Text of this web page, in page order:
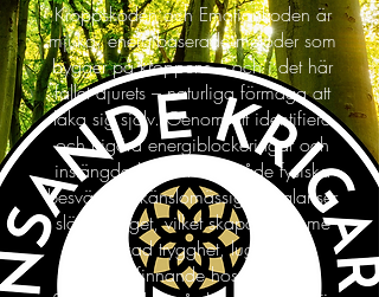
Kroppskoden och Emotionkoden är
mjuka, energibaserade metoder som
bygger på kroppens – och i det här
fallet djurets – naturliga förmåga att
läka sig själv. Genom att identifiera
och frigöra energiblockeringar och
instängda känslor kan både fysiska
besvär och känslomässiga obalanser
släppa taget, vilket skapar utrymme
för ökad trygghet, lugn och
välbefinnande hos djuret.